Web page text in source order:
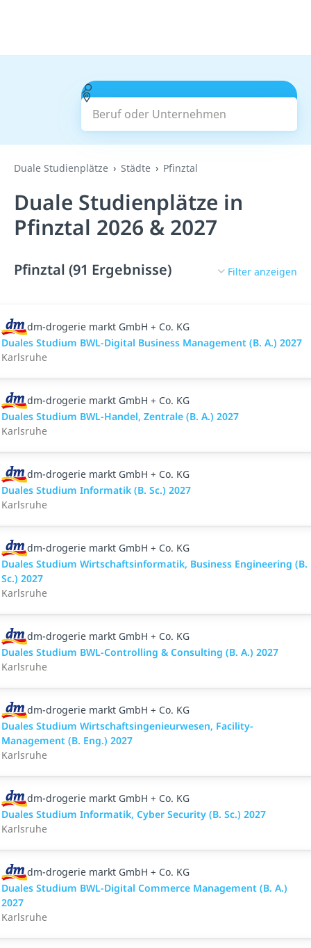
Beruf oder Unternehmen
Suchen
Duale Studienplätze Städte Pfinztal
Duale Studienplätze in
Pfinztal 2026 & 2027
Pfinztal (91 Ergebnisse) Filter anzeigen
dm-drogerie markt GmbH + Co. KG
Duales Studium BWL-Digital Business Management (B. A.) 2027
Karlsruhe
dm-drogerie markt GmbH + Co. KG
Duales Studium BWL-Handel, Zentrale (B. A.) 2027
Karlsruhe
dm-drogerie markt GmbH + Co. KG
Duales Studium Informatik (B. Sc.) 2027
Karlsruhe
dm-drogerie markt GmbH + Co. KG
Duales Studium Wirtschaftsinformatik, Business Engineering (B.
Sc.) 2027
Karlsruhe
dm-drogerie markt GmbH + Co. KG
Duales Studium BWL-Controlling & Consulting (B. A.) 2027
Karlsruhe
dm-drogerie markt GmbH + Co. KG
Duales Studium Wirtschaftsingenieurwesen, Facility-
Management (B. Eng.) 2027
Karlsruhe
dm-drogerie markt GmbH + Co. KG
Duales Studium Informatik, Cyber Security (B. Sc.) 2027
Karlsruhe
dm-drogerie markt GmbH + Co. KG
Duales Studium BWL-Digital Commerce Management (B. A.)
2027
Karlsruhe